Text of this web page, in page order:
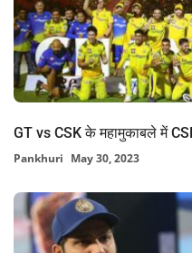
GT vs CSK के महामुकाबले में
Pankhuri May 30, 2023